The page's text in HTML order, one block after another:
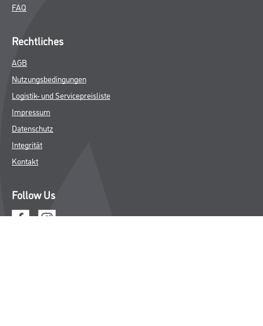
FAQ
Rechtliches
AGB
Nutzungsbedingungen
Logistik- und Servicepreisliste
Impressum
Datenschutz
Integrität
Kontakt
Follow Us